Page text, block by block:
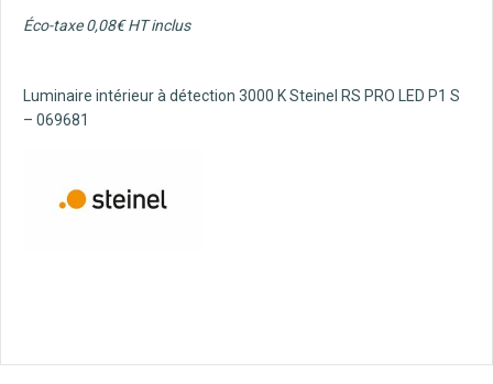
Éco-taxe 0,08€ HT inclus
Luminaire intérieur à détection 3000 K Steinel RS PRO LED P1 S
– 069681